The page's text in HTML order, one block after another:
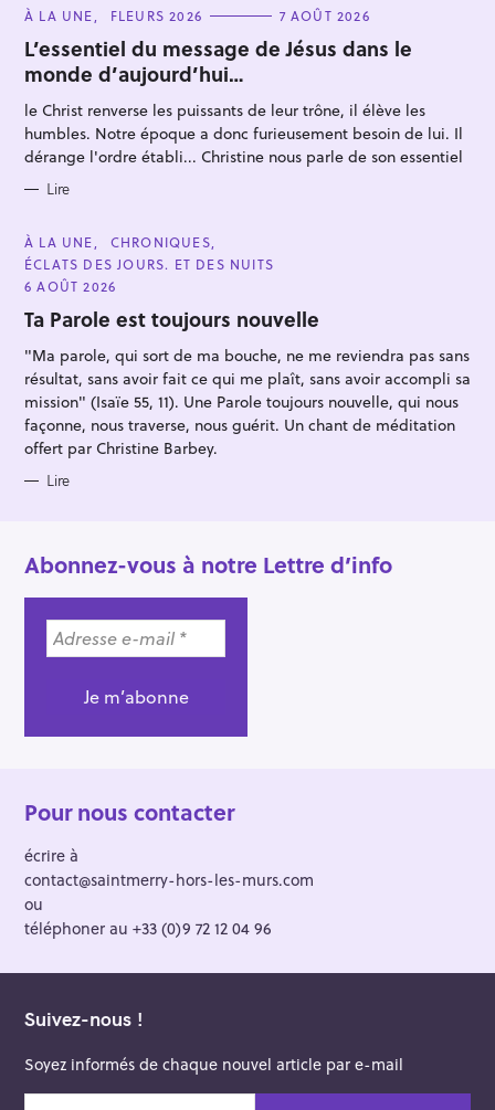
C
T
E
G
O
R
I
E
S
À LA UNE FLEURS 2026 7 AOÛT 2026
L’essentiel du message de Jésus dans le
monde d’aujourd’hui…
le Christ renverse les puissants de leur trône, il élève les
humbles. Notre époque a donc furieusement besoin de lui. Il
dérange l'ordre établi... Christine nous parle de son essentiel
Lire
C
A
T
E
G
O
R
E
À LA UNE
CHRONIQUES
ÉCLATS DES JOURS. ET DES NUITS
6 AOÛT 2026
Ta Parole est toujours nouvelle
"Ma parole, qui sort de ma bouche, ne me reviendra pas sans
résultat, sans avoir fait ce qui me plaît, sans avoir accompli sa
mission" (Isaïe 55, 11). Une Parole toujours nouvelle, qui nous
façonne, nous traverse, nous guérit. Un chant de méditation
offert par Christine Barbey.
Lire
Abonnez-vous à notre Lettre d’info
Pour nous contacter
écrire à
contact@saintmerry-hors-les-murs.com
ou
téléphoner au +33 (0)9 72 12 04 96
Suivez-nous !
Soyez informés de chaque nouvel article par e-mail
e
r
c
e
r